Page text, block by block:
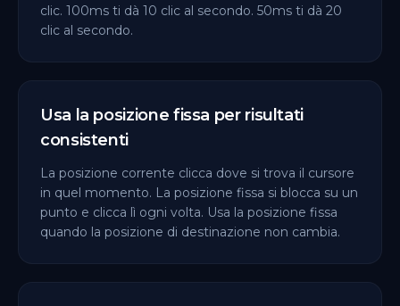
clic. 100ms ti dà 10 clic al secondo. 50ms ti dà 20
clic al secondo.
Usa la posizione fissa per risultati
consistenti
La posizione corrente clicca dove si trova il cursore
in quel momento. La posizione fissa si blocca su un
punto e clicca lì ogni volta. Usa la posizione fissa
quando la posizione di destinazione non cambia.